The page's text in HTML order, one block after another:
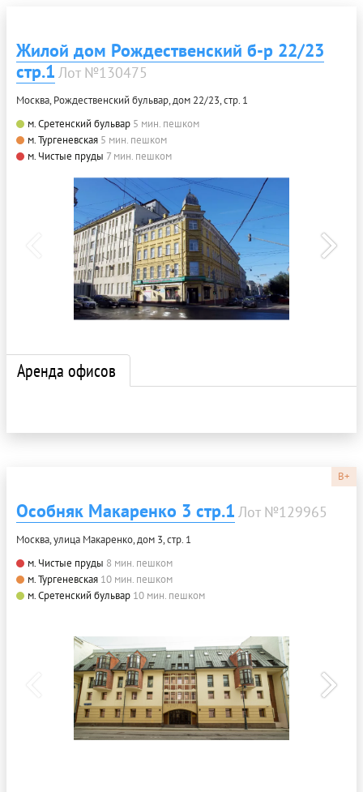
Жилой дом Рождественский б-р 22/23
стр.1 Лот №130475
Москва, Рождественский бульвар, дом 22/23, стр. 1
м. Сретенский бульвар 5 мин. пешком
м. Тургеневская 5 мин. пешком
м. Чистые пруды 7 мин. пешком
Аренда офисов
B+
Особняк Макаренко 3 стр.1 Лот №129965
Москва, улица Макаренко, дом 3, стр. 1
м. Чистые пруды 8 мин. пешком
м. Тургеневская 10 мин. пешком
м. Сретенский бульвар 10 мин. пешком